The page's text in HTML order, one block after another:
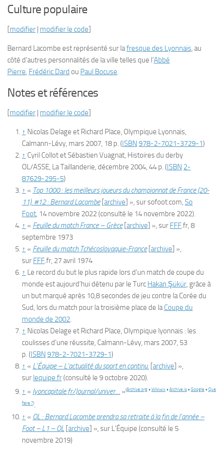
Culture populaire
[modifier | modifier le code]
Bernard Lacombe est représenté sur lafresque des Lyonnais, au
côté d’autres personnalités de la ville telles que l’Abbé
Pierre, Frédéric Dard ou Paul Bocuse.
Notes et références
[modifier | modifier le code]
↑ Nicolas Delage et Richard Place, Olympique Lyonnais,
Calmann-Lévy, mars 2007, 18 p. (ISBN 978-2-7021-3729-1)
↑ Cyril Collot et Sébastien Vuagnat, Histoires du derby
OL/ASSE, La Taillanderie, décembre 2004, 44 p. (ISBN 2-
87629-295-5)
↑ « Top 1000 : les meilleurs joueurs du championnat de France (20-
11). #12 : Bernard Lacombe[archive] », sursofoot.com, So
Foot, 14 novembre 2022(consulté le 14 novembre 2022).
↑ « Feuille du match France – Grèce[archive] », sur FFF.fr, 8
septembre 1973
↑ « Feuille du match Tchécoslovaquie-France[archive] »,
sur FFF.fr, 27 avril 1974
↑ Le record du but le plus rapide lors d’un match de coupe du
monde est aujourd’hui détenu par le Turc Hakan Şükür, grâce à
un but marqué après 10,8 secondes de jeu contre la Corée du
Sud, lors du match pour la troisième place de laCoupe du
monde de 2002.
↑ Nicolas Delage et Richard Place, Olympique lyonnais : les
coulisses d’une réussite, Calmann-Lévy, mars 2007, 53
p. (ISBN 978-2-7021-3729-1)
↑ « L’Équipe – L’actualité du sport en continu. [archive] »,
sur lequipe.fr(consulté le 9 octobre 2020).
↑ « lyoncapitale.fr/Journal/univer… »(Archive.org •Wikiwix •Archive.is •Google •Que
faire ?).
↑ « OL : Bernard Lacombe prendra sa retraite à la fin de l’année –
Foot – L1 – OL [archive] », sur L’Équipe (consulté le 5
novembre 2019)